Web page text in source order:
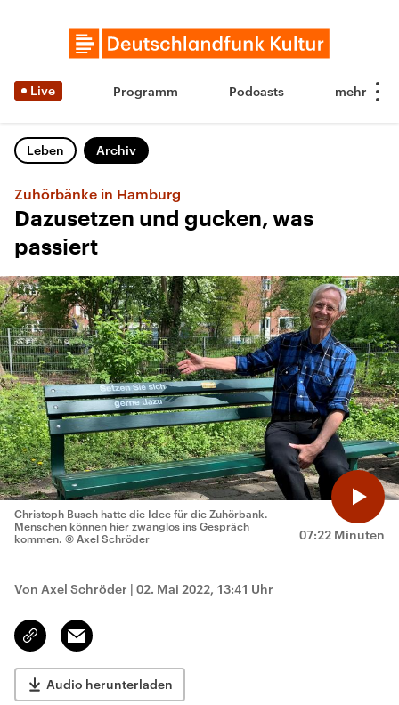
Live Programm Podcasts
Leben Archiv
Zuhörbänke in Hamburg
Dazusetzen und gucken, was
passiert
07:22 Minuten
Christoph Busch hatte die Idee für die Zuhörbank.
Menschen können hier zwanglos ins Gespräch
kommen. © Axel Schröder
Von Axel Schröder | 02. Mai 2022, 13:41 Uhr
Link
kopieren/teilen
Email
Audio herunterladen